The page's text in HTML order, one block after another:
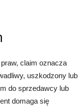
claim oznacza
uszkodzony lub
do sprzedawcy lub
domaga się